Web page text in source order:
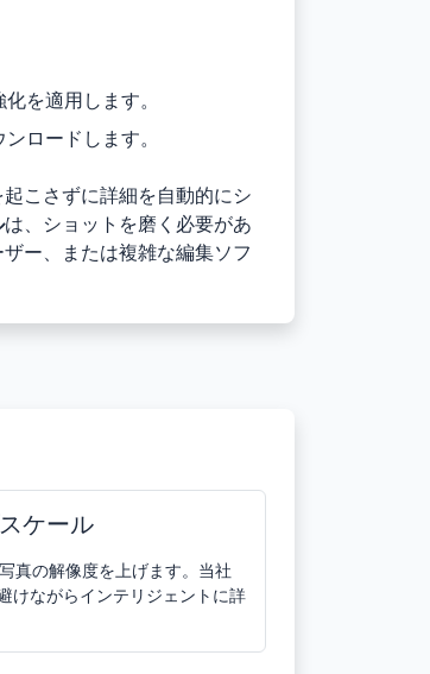
を適用します。
ロードします。
こさずに詳細を自動的にシ
は、ショットを磨く必要があ
ー、または複雑な編集ソフ
ケール
真の解像度を上げます。当社
けながらインテリジェントに詳